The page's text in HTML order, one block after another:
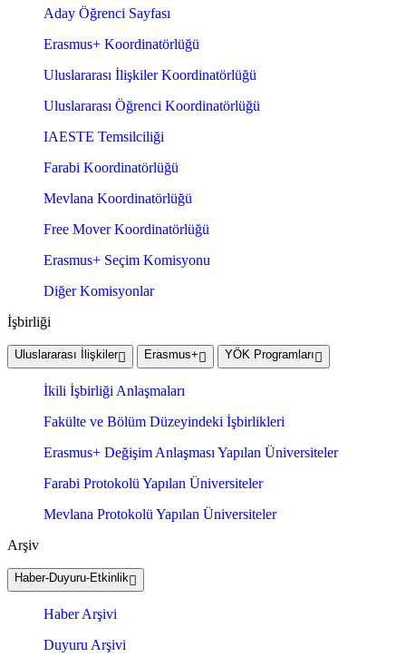
Aday Öğrenci Sayfası
Erasmus+ Koordinatörlüğü
Uluslararası İlişkiler Koordinatörlüğü
Uluslararası Öğrenci Koordinatörlüğü
IAESTE Temsilciliği
Farabi Koordinatörlüğü
Mevlana Koordinatörlüğü
Free Mover Koordinatörlüğü
Erasmus+ Seçim Komisyonu
Diğer Komisyonlar
İşbirliği
Uluslararası İlişkiler Erasmus+ YÖK Programları
İkili İşbirliği Anlaşmaları
Fakülte ve Bölüm Düzeyindeki İşbirlikleri
Erasmus+ Değişim Anlaşması Yapılan Üniversiteler
Farabi Protokolü Yapılan Üniversiteler
Mevlana Protokolü Yapılan Üniversiteler
Arşiv
Haber-Duyuru-Etkinlik
Haber Arşivi
Duyuru Arşivi